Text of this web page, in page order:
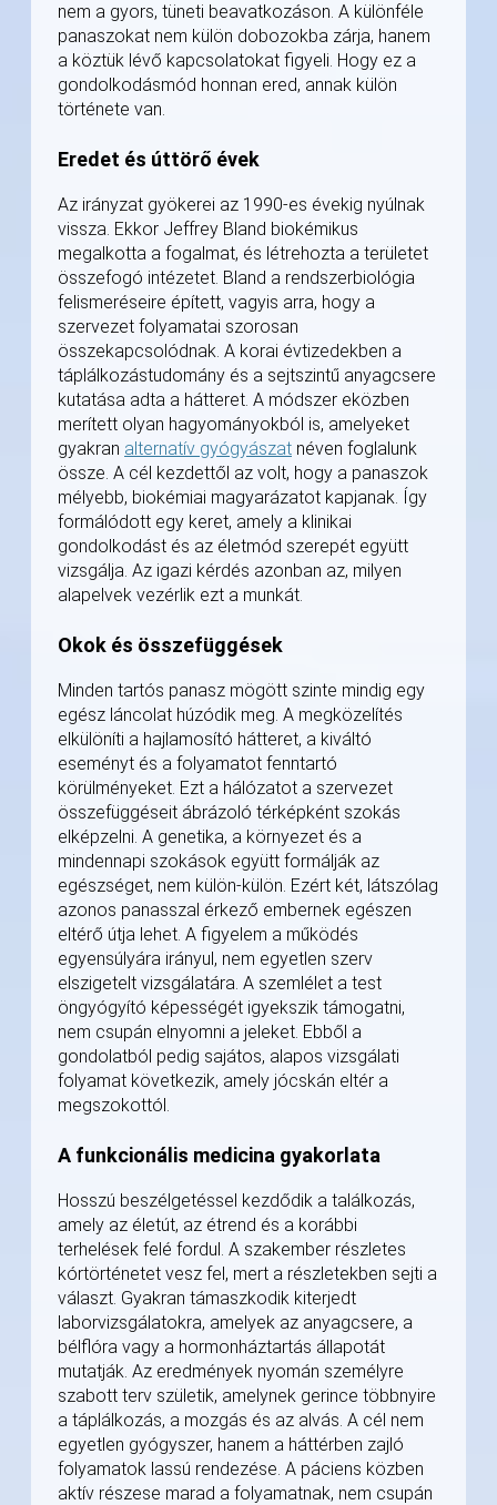
nem a gyors, tüneti beavatkozáson. A különféle
panaszokat nem külön dobozokba zárja, hanem
a köztük lévő kapcsolatokat figyeli. Hogy ez a
gondolkodásmód honnan ered, annak külön
története van.
Eredet és úttörő évek
Az irányzat gyökerei az 1990-es évekig nyúlnak
vissza. Ekkor Jeffrey Bland biokémikus
megalkotta a fogalmat, és létrehozta a területet
összefogó intézetet. Bland a rendszerbiológia
felismeréseire épített, vagyis arra, hogy a
szervezet folyamatai szorosan
összekapcsolódnak. A korai évtizedekben a
táplálkozástudomány és a sejtszintű anyagcsere
kutatása adta a hátteret. A módszer eközben
merített olyan hagyományokból is, amelyeket
gyakran alternatív gyógyászat néven foglalunk
össze. A cél kezdettől az volt, hogy a panaszok
mélyebb, biokémiai magyarázatot kapjanak. Így
formálódott egy keret, amely a klinikai
gondolkodást és az életmód szerepét együtt
vizsgálja. Az igazi kérdés azonban az, milyen
alapelvek vezérlik ezt a munkát.
Okok és összefüggések
Minden tartós panasz mögött szinte mindig egy
egész láncolat húzódik meg. A megközelítés
elkülöníti a hajlamosító hátteret, a kiváltó
eseményt és a folyamatot fenntartó
körülményeket. Ezt a hálózatot a szervezet
összefüggéseit ábrázoló térképként szokás
elképzelni. A genetika, a környezet és a
mindennapi szokások együtt formálják az
egészséget, nem külön-külön. Ezért két, látszólag
azonos panasszal érkező embernek egészen
eltérő útja lehet. A figyelem a működés
egyensúlyára irányul, nem egyetlen szerv
elszigetelt vizsgálatára. A szemlélet a test
öngyógyító képességét igyekszik támogatni,
nem csupán elnyomni a jeleket. Ebből a
gondolatból pedig sajátos, alapos vizsgálati
folyamat következik, amely jócskán eltér a
megszokottól.
A funkcionális medicina gyakorlata
Hosszú beszélgetéssel kezdődik a találkozás,
amely az életút, az étrend és a korábbi
terhelések felé fordul. A szakember részletes
kórtörténetet vesz fel, mert a részletekben sejti a
választ. Gyakran támaszkodik kiterjedt
laborvizsgálatokra, amelyek az anyagcsere, a
bélflóra vagy a hormonháztartás állapotát
mutatják. Az eredmények nyomán személyre
szabott terv születik, amelynek gerince többnyire
a táplálkozás, a mozgás és az alvás. A cél nem
egyetlen gyógyszer, hanem a háttérben zajló
folyamatok lassú rendezése. A páciens közben
aktív részese marad a folyamatnak, nem csupán